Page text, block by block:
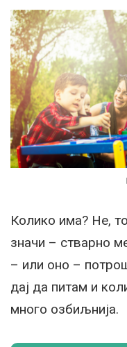
Колико има? Не,
значи – стварно
– или оно –
дај да питам и
много озбиљнија.